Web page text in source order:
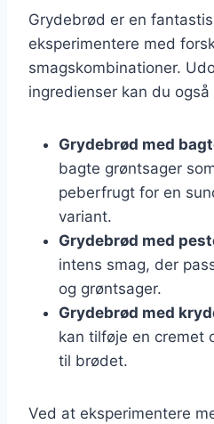
Grydebrød er en
eksperimentere med
smagskombinationer.
ingredienser kan du
Grydebrød med
bagte grøntsager
peberfrugt for en
variant.
Grydebrød med
intens smag, der
og grøntsager.
Grydebrød med
kan tilføje en cremet
til brødet.
Ved at eksperimentere